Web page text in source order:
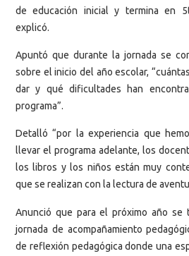
de educación inicial y termina en
explicó.
Apuntó que durante la jornada se
sobre el inicio del año escolar,
dar y qué dificultades han
programa”.
Detalló “por la experiencia que
llevar el programa adelante, los
los libros y los niños están muy
que se realizan con la lectura de
Anunció que para el próximo año se
jornada de acompañamiento
de reflexión pedagógica donde una